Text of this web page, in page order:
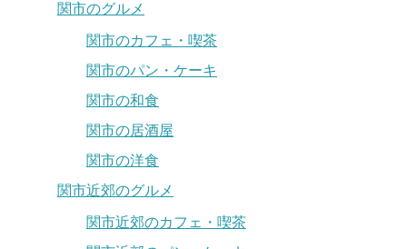
関市のグルメ
関市のカフェ・喫茶
関市のパン・ケーキ
関市の和食
関市の居酒屋
関市の洋食
関市近郊のグルメ
関市近郊のカフェ・喫茶